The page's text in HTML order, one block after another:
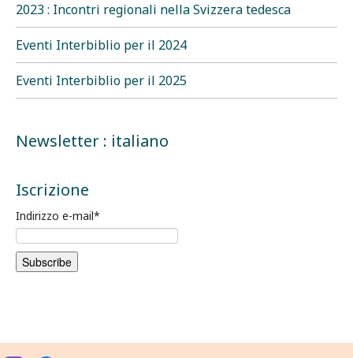
2023 : Incontri regionali nella Svizzera tedesca
Eventi Interbiblio per il 2024
Eventi Interbiblio per il 2025
Newsletter : italiano
Iscrizione
Indirizzo e-mail*